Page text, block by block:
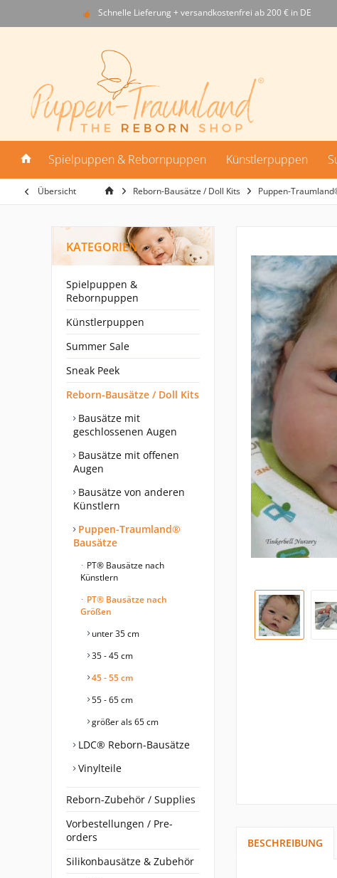
Schnelle Lieferung + versandkostenfrei ab 200 € in DE
Spielpuppen & Rebornpuppen Künstlerpuppen
Übersicht Reborn-Bausätze / Doll Kits Puppen-
KATEGORIEN
Spielpuppen &
Rebornpuppen
Künstlerpuppen
Summer Sale
Sneak Peek
Reborn-Bausätze / Doll Kits
Bausätze mit
geschlossenen Augen
Bausätze mit offenen
Augen
Bausätze von anderen
Künstlern
Puppen-Traumland®
Bausätze
PT® Bausätze nach
Künstlern
PT® Bausätze nach
Größen
unter 35 cm
35 - 45 cm
45 - 55 cm
55 - 65 cm
größer als 65 cm
LDC® Reborn-Bausätze
Vinylteile
Reborn-Zubehör / Supplies
Vorbestellungen / Pre-
orders
Silikonbausätze & Zubehör
BESCHREIBUNG